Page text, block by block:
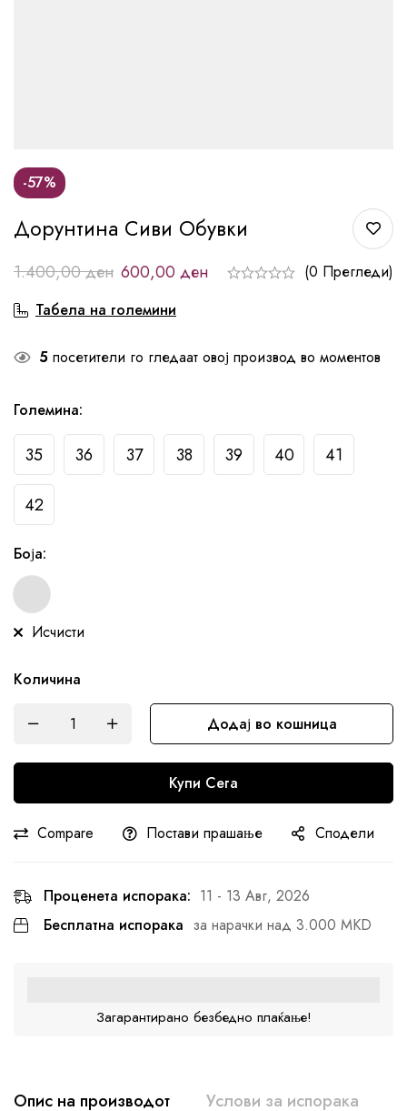
-57%
Дорунтина Сиви Обувки
1.400,00ден 600,00 ден
(0 Прегледи)
Табела на големини
5 посетители го гледаат овој производ во моментов
Големина:
35 36 37 38 39 40 41
42
Боја:
Исчисти
Количина
Додај во кошница
Купи Сега
Compare Постави прашање Сподели
Проценета испорака: 11 - 13 Авг, 2026
Бесплатна испорака за нарачки над 3.000 MKD
Загарантирано безбедно плаќање!
Опис на производот Услови за испорака